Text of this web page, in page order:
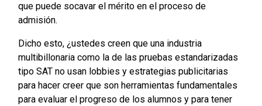
que puede socavar el mérito en el proceso de
admisión.
Dicho esto, ¿ustedes creen que una industria
multibillonaria como la de las pruebas estandarizadas
tipo SAT no usan lobbies y estrategias publicitarias
para hacer creer que son herramientas fundamentales
para evaluar el progreso de los alumnos y para tener